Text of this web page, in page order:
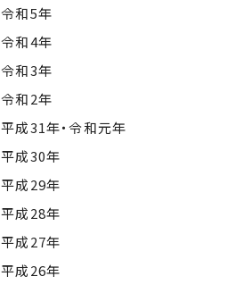
令和5年
令和4年
令和3年
令和2年
平成31年・令和元年
平成30年
平成29年
平成28年
平成27年
平成26年